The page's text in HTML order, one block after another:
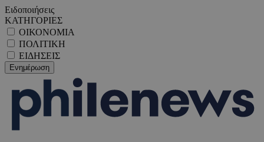
Ειδοποιήσεις
ΚΑΤΗΓΟΡΙΕΣ
ΟΙΚΟΝΟΜΙΑ
ΠΟΛΙΤΙΚΗ
ΕΙΔΗΣΕΙΣ